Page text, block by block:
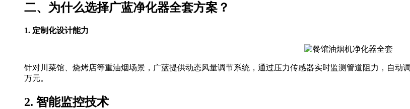
二、为什么选择广蓝净化器全套方案？
1. 定制化设计能力
针对川菜馆、烧烤店等重油烟场景，广蓝提供动态风量调节系统，通过压力传感器实时监测管道阻力，自动
万元。
2. 智能监控技术